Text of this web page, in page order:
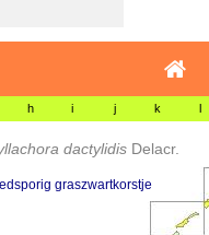
h i j k l
dactylidis Delacr.
graszwartkorstje